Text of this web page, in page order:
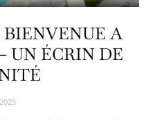
A
UN ÉCRIN DE